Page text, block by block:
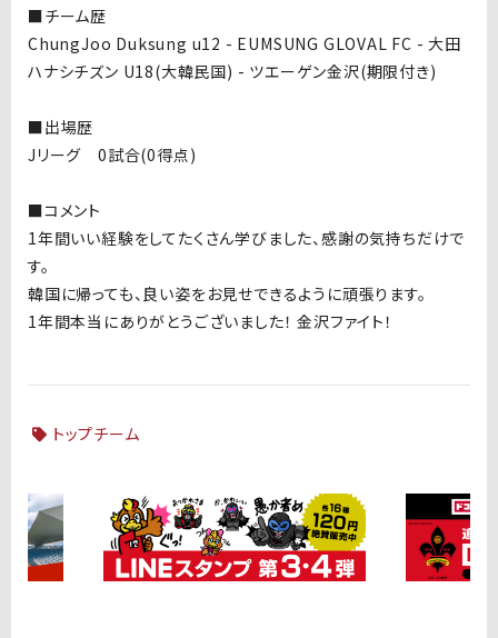
■チーム歴
ChungJoo Duksung u12 - EUMSUNG GLOVAL FC - 大田
ハナシチズン U18(大韓民国) - ツエーゲン金沢(期限付き)
■出場歴
Jリーグ 0試合(0得点)
■コメント
1年間いい経験をしてたくさん学びました、感謝の気持ちだけで
す。
韓国に帰っても、良い姿をお見せできるように頑張ります。
1年間本当にありがとうございました！ 金沢ファイト！
トップチーム